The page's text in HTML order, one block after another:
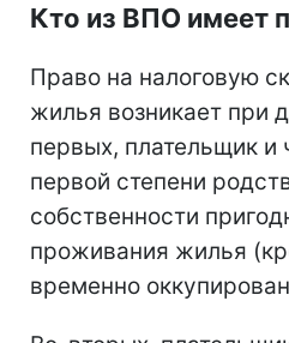
Кто из ВПО имеет
Право на налоговую
жилья возникает при
первых, плательщик и
первой степени
собственности
проживания жилья
временно